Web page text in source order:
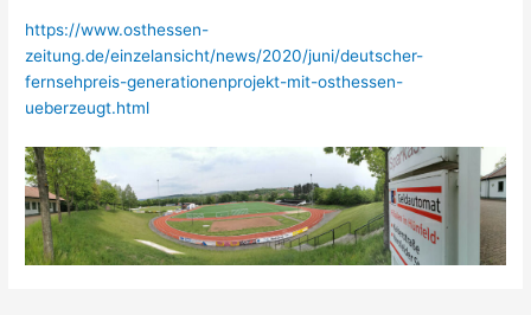
https://www.osthessen-
zeitung.de/einzelansicht/news/2020/juni/deutscher-
fernsehpreis-generationenprojekt-mit-osthessen-
ueberzeugt.html